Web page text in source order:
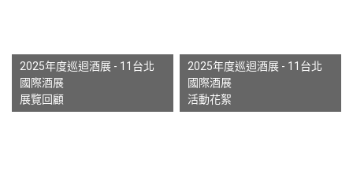
2025年度巡迴酒展 - 11台北
國際酒展
展覽回顧
2025年度巡迴酒展 - 11台北
國際酒展
活動花絮